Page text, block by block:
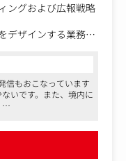
ングおよび広報戦略
デザインする業務を
実行
鳥飼ブランドの強化
からの取材対応など
信もおこなっています
いです。また、境内に